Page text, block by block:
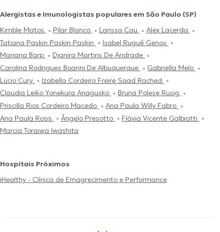
Alergistas e Imunologistas populares em São Paulo (SP)
Kimble Matos
Pilar Blanco Larissa Cau
Alex Lacerda
Tatiana Paskin Paskin Paskin
Isabel Ruguê Genov
Mariana Barp
Djanira Martins De Andrade
Carolina Rodrigues Boarini De Albuquerque
Gabriella Melo
Lucio Cury
Izabella Cordeiro Freire Saad Rached
Claudia Leiko Yonekura Anagusko
Bruna Polese Rusig
Priscilla Rios Cordeiro Macedo
Ana Paula Willy Fabro
Ana Paula Rosis
Ângelo Presotto
Flávia Vicente Galbiatti
Marcia Toraiwa Iwashita
Hospitais Próximos
iHealthy - Clínica de Emagrecimento e Performance